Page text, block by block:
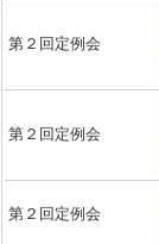
第２回定例会
第２回定例会
第２回定例会